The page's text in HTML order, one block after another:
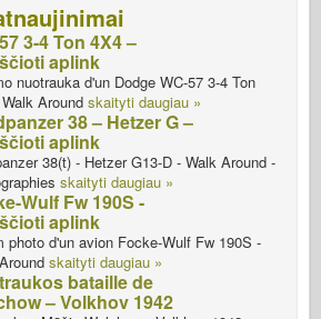
3-4 Ton 4X4 –
aplink
nuotrauka d'un Dodge WC-57 3-4 Ton
Around skaityti daugiau »
38 – Hetzer G –
aplink
38(t) - Hetzer G13-D - Walk Around -
skaityti daugiau »
Wulf Fw 190S -
aplink
photo d'un avion Focke-Wulf Fw 190S -
skaityti daugiau »
bataille de
– Volkhov 1942